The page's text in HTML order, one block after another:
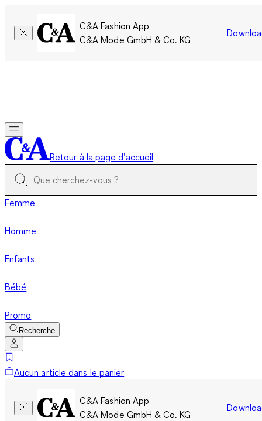
C&A Fashion App
C&A Mode GmbH & Co. KG
Retour à la page d’accueil
Femme
Homme
Enfants
Bébé
Promo
Recherche
Aucun article dans le panier
C&A Fashion App
C&A Mode GmbH & Co. KG